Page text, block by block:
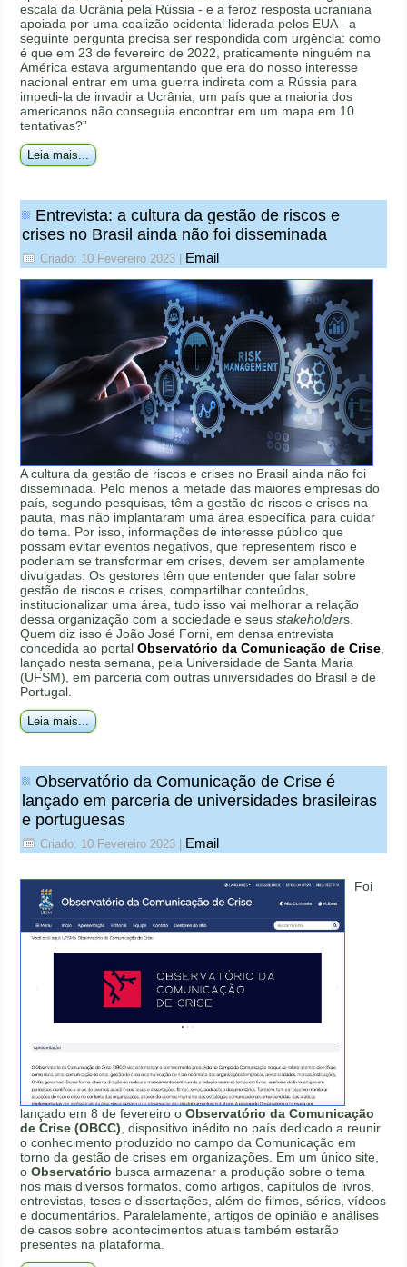
escala da Ucrânia pela Rússia - e a feroz resposta ucraniana
apoiada por uma coalizão ocidental liderada pelos EUA - a
seguinte pergunta precisa ser respondida com urgência: como
é que em 23 de fevereiro de 2022, praticamente ninguém na
América estava argumentando que era do nosso interesse
nacional entrar em uma guerra indireta com a Rússia para
impedi-la de invadir a Ucrânia, um país que a maioria dos
americanos não conseguia encontrar em um mapa em 10
tentativas?”
Leia mais...
Entrevista: a cultura da gestão de riscos e
crises no Brasil ainda não foi disseminada
Criado: 10 Fevereiro 2023 Email
A cultura da gestão de riscos e crises no Brasil ainda não foi
disseminada. Pelo menos a metade das maiores empresas do
país, segundo pesquisas, têm a gestão de riscos e crises na
pauta, mas não implantaram uma área específica para cuidar
do tema. Por isso, informações de interesse público que
possam evitar eventos negativos, que representem risco e
poderiam se transformar em crises, devem ser amplamente
divulgadas. Os gestores têm que entender que falar sobre
gestão de riscos e crises, compartilhar conteúdos,
institucionalizar uma área, tudo isso vai melhorar a relação
dessa organização com a sociedade e seusstakeholders.
Quem diz isso é João José Forni, em densa entrevista
concedida ao portalObservatório da Comunicação de Crise
lançado nesta semana, pela Universidade de Santa Maria
(UFSM), em parceria com outras universidades do Brasil e de
Portugal.
Leia mais...
Observatório da Comunicação de Crise é
lançado em parceria de universidades brasileiras
e portuguesas
Criado: 10 Fevereiro 2023 Email
Foi
lançado em 8 de fevereiro oObservatório da Comunicação
de Crise (OBCC), dispositivo inédito no país dedicado a reunir
o conhecimento produzido no campo da Comunicação em
torno da gestão de crises em organizações. Em um único site,
oObservatório busca armazenar a produção sobre o tema
nos mais diversos formatos, como artigos, capítulos de livros,
entrevistas, teses e dissertações, além de filmes, séries, vídeos
e documentários. Paralelamente, artigos de opinião e análises
de casos sobre acontecimentos atuais também estarão
presentes na plataforma.